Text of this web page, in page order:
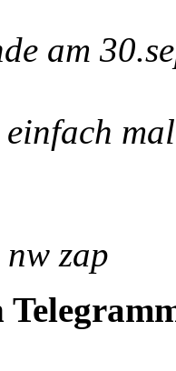
am
einfach
zap